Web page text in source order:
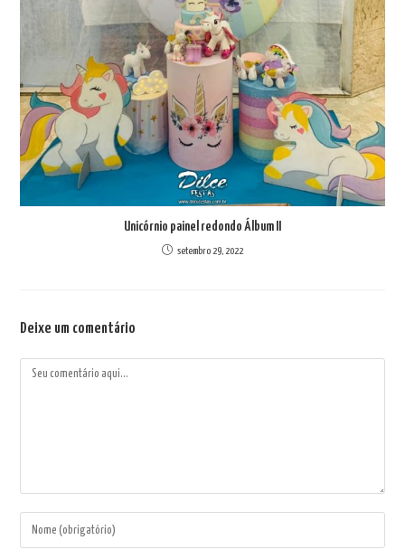
Unicórnio painel redondo Álbum II
setembro 29, 2022
Deixe um comentário
Comentário
Digite
seu